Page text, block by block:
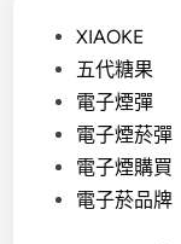
PostedXIAOKE
五代糖果
電子煙彈
電子煙菸彈
電子煙購買
電子菸品牌